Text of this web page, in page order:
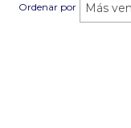
Ordenar por